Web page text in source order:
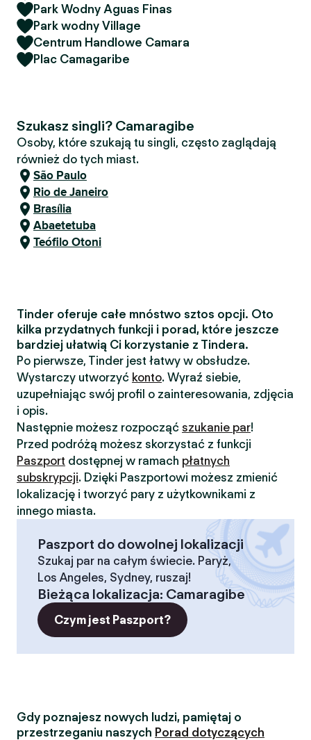
Park Wodny Aguas Finas
Park wodny Village
Centrum Handlowe Camara
Plac Camagaribe
Szukasz singli? Camaragibe
Osoby, które szukają tu singli, często zaglądają
również do tych miast.
São Paulo
Rio de Janeiro
Brasília
Abaetetuba
Teófilo Otoni
Tinder oferuje całe mnóstwo sztos opcji. Oto
kilka przydatnych funkcji i porad, które jeszcze
bardziej ułatwią Ci korzystanie z Tindera.
Po pierwsze, Tinder jest łatwy w obsłudze.
Wystarczy utworzyć konto. Wyraź siebie,
uzupełniając swój profil o zainteresowania, zdjęcia
i opis.
Następnie możesz rozpocząć szukanie par!
Przed podróżą możesz skorzystać z funkcji
Paszport dostępnej w ramach płatnych
subskrypcji. Dzięki Paszportowi możesz zmienić
lokalizację i tworzyć pary z użytkownikami z
innego miasta.
Paszport do dowolnej lokalizacji
Szukaj par na całym świecie. Paryż,
Los Angeles, Sydney, ruszaj!
Bieżąca lokalizacja: Camaragibe
Czym jest Paszport?
Gdy poznajesz nowych ludzi, pamiętaj o
przestrzeganiu naszych Porad dotyczących